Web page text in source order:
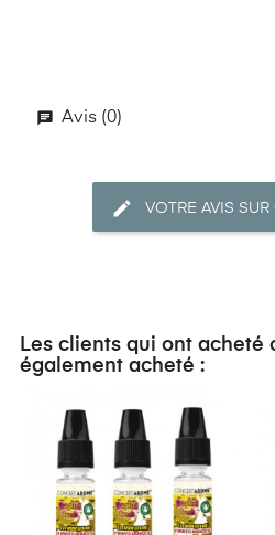
Avis (0)
VOTRE AVIS
Les clients qui ont acheté
également acheté :